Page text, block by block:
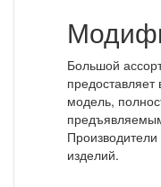
Большой
модель,
изделий.